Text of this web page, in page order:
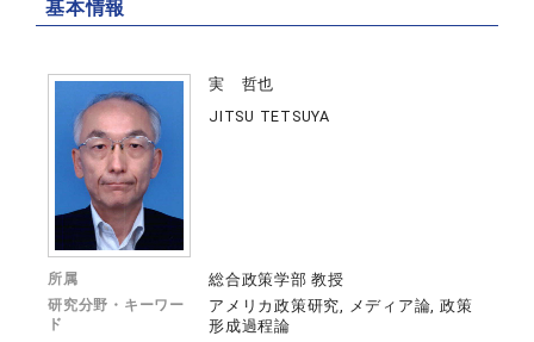
基本情報
実 哲也
JITSU TETSUYA
所属 総合政策学部 教授
研究分野・キーワー
ド
アメリカ政策研究, メディア論, 政策
形成過程論